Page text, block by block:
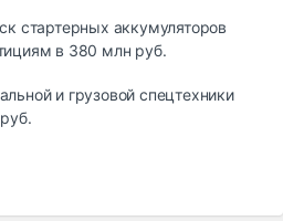
стартерных аккумуляторов
в 380 млн руб.
и грузовой спецтехники